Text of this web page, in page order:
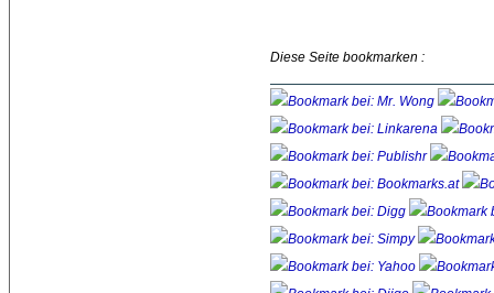
Diese Seite bookmarken :